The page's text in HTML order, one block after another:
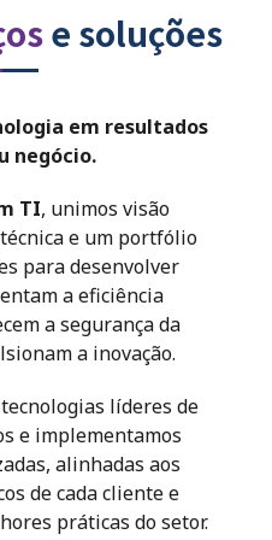
e soluções
em resultados
negócio.
TI, unimos visão
e um portfólio
para desenvolver
a eficiência
a segurança da
a inovação.
líderes de
e implementamos
alinhadas aos
de cada cliente e
práticas do setor.